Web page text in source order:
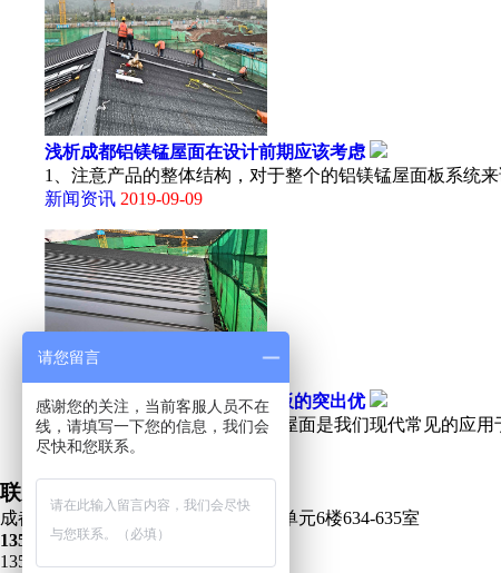
浅析成都铝镁锰屋面在设计前期应该考虑
1、注意产品的整体结构，对于整个的铝镁锰屋面板系统
新闻资讯 2019-09-09
成都铝镁锰合金板对比于彩钢板的突出优
铝镁锰合金板和彩钢板,彩钢卷屋面是我们现代常见的应
新闻资讯 2019-09-09
联系我们 Contact US
成都市武侯区武侯万达广场 万公馆2单元6楼634-635室
13551083513
13551083513 / 24 Hours 服务
请您留言
感谢您的关注，当前客服人员不在
线，请填写一下您的信息，我们会
尽快和您联系。